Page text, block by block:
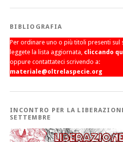
BIBLIOGRAFIA
Per ordinare uno o più titoli presenti sul
leggete la lista aggiornata, cliccando
oppure contattateci scrivendo a:
materiale@oltrelaspecie.org
INCONTRO PER LA
SETTEMBRE